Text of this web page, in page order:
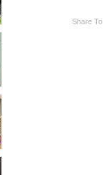
Share To